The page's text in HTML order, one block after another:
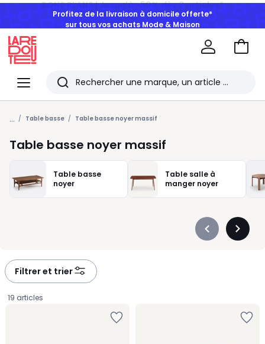
Profitez de la livraison à domicile offerte*
sur tous vos achats Mode & Maison
Menu
Redoute
Rechercher
Les
derniers
articles
consultés
Aller
... Table basse Table basse noyer massif
Table basse noyer massif
Table basse
noyer
Table salle à
manger noyer
Précédent
Filtrer et trier
19 articles